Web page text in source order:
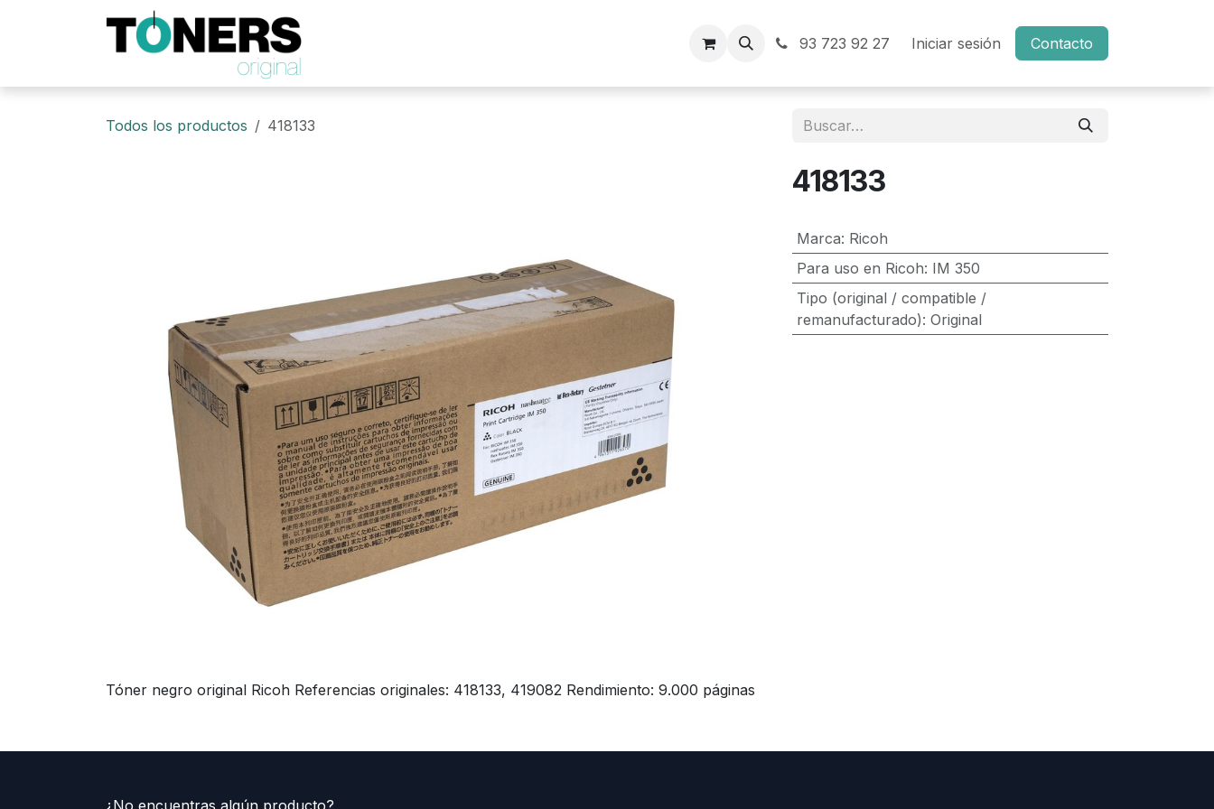
93 723 92 27 Iniciar sesión Contacto
Todos los productos 418133
Tóner negro original Ricoh Referencias originales: 418133, 419082 Rendimiento: 9.000 páginas
418133
Marca: Ricoh
Para uso en Ricoh: IM 350
Tipo (original / compatible /
remanufacturado): Original
¿No encuentras algún producto?